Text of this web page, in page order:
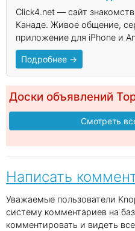
Click4.net — сайт
Канаде. Живое общение,
приложение для iPhone и
Подробнее →
Доски объявлений
Смотреть
Написать
Уважаемые пользователи
систему комментариев на
комментировать и видеть